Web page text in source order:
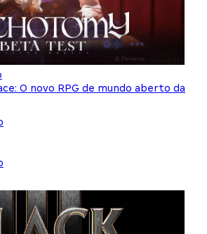
O novo RPG de mundo aberto da